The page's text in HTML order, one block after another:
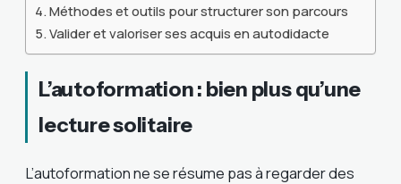
Méthodes et outils pour structurer son parcours
Valider et valoriser ses acquis en autodidacte
L’autoformation : bien plus qu’une
lecture solitaire
L’autoformation ne se résume pas à regarder des